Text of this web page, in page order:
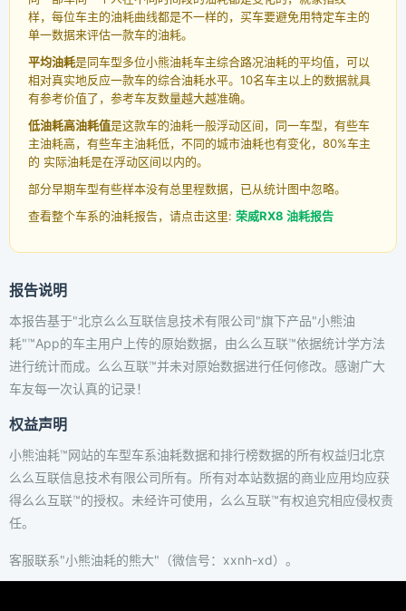
样，每位车主的油耗曲线都是不一样的，买车要避免用特定车主的
单一数据来评估一款车的油耗。
平均油耗是同车型多位小熊油耗车主综合路况油耗的平均值，可以
相对真实地反应一款车的综合油耗水平。10名车主以上的数据就具
有参考价值了，参考车友数量越大越准确。
低油耗高油耗值是这款车的油耗一般浮动区间，同一车型，有些车
主油耗高，有些车主油耗低，不同的城市油耗也有变化，80%车主
的 实际油耗是在浮动区间以内的。
部分早期车型有些样本没有总里程数据，已从统计图中忽略。
查看整个车系的油耗报告，请点击这里: 荣威RX8 油耗报告
报告说明
本报告基于"北京么么互联信息技术有限公司"旗下产品"小熊油
耗"™App的车主用户上传的原始数据，由么么互联™依据统计学方法
进行统计而成。么么互联™并未对原始数据进行任何修改。感谢广大
车友每一次认真的记录！
权益声明
小熊油耗™网站的车型车系油耗数据和排行榜数据的所有权益归北京
么么互联信息技术有限公司所有。所有对本站数据的商业应用均应获
得么么互联™的授权。未经许可使用，么么互联™有权追究相应侵权责
任。
客服联系"小熊油耗的熊大"（微信号：xxnh-xd）。